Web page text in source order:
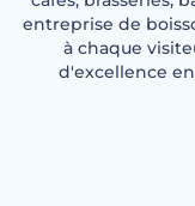
entreprise de
à chaque
d'excellence